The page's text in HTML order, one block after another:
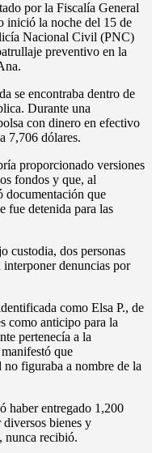
por la Fiscalía General
inició la noche del 15 de
Nacional Civil (PNC)
preventivo en la
se encontraba dentro de
Durante una
con dinero en efectivo
7,706 dólares.
proporcionado versiones
fondos y que, al
documentación que
fue detenida para las
custodia, dos personas
denuncias por
como Elsa P., de
como anticipo para la
pertenecía a la
que
figuraba a nombre de la
haber entregado 1,200
bienes y
nunca recibió.